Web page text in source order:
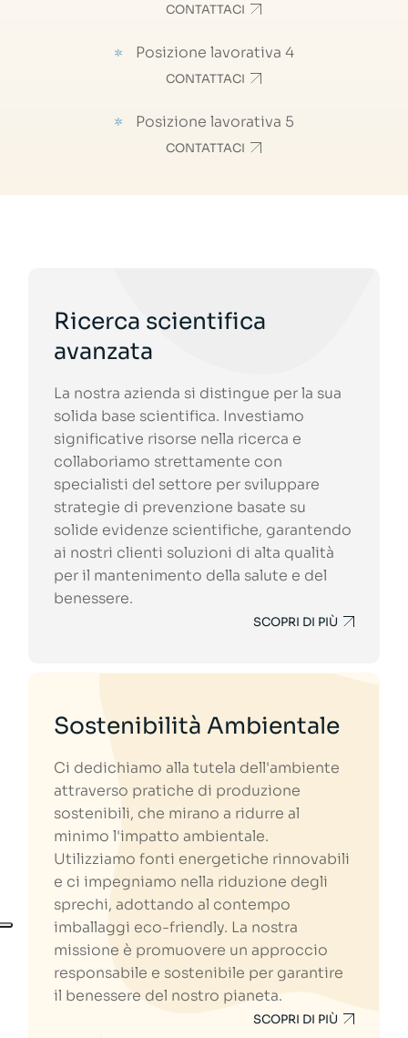
CONTATTACI
Posizione lavorativa 4
CONTATTACI
Posizione lavorativa 5
CONTATTACI
Ricerca scientifica
avanzata
La nostra azienda si distingue per la sua
solida base scientifica. Investiamo
significative risorse nella ricerca e
collaboriamo strettamente con
specialisti del settore per sviluppare
strategie di prevenzione basate su
solide evidenze scientifiche, garantendo
ai nostri clienti soluzioni di alta qualità
per il mantenimento della salute e del
benessere.
SCOPRI DI PIÙ
Sostenibilità Ambientale
Ci dedichiamo alla tutela dell'ambiente
attraverso pratiche di produzione
sostenibili, che mirano a ridurre al
minimo l'impatto ambientale.
Utilizziamo fonti energetiche rinnovabili
e ci impegniamo nella riduzione degli
sprechi, adottando al contempo
imballaggi eco-friendly. La nostra
missione è promuovere un approccio
responsabile e sostenibile per garantire
il benessere del nostro pianeta.
SCOPRI DI PIÙ